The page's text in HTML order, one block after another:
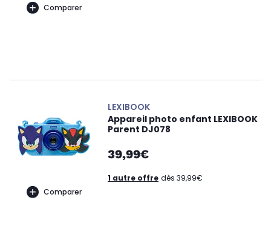
Comparer
Comparer
LEXIBOOK
Appareil photo enfant LEXIBOOK
Parent DJ078
39,99€
1 autre offre dès 39,99€